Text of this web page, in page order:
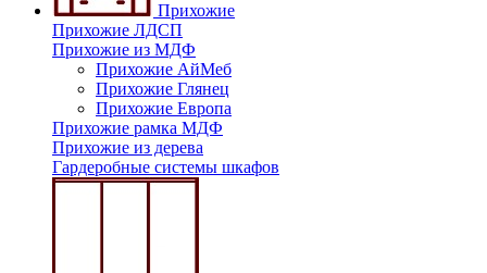
Прихожие
Прихожие ЛДСП
Прихожие из МДФ
Прихожие АйМеб
Прихожие Глянец
Прихожие Европа
Прихожие рамка МДФ
Прихожие из дерева
Гардеробные системы шкафов